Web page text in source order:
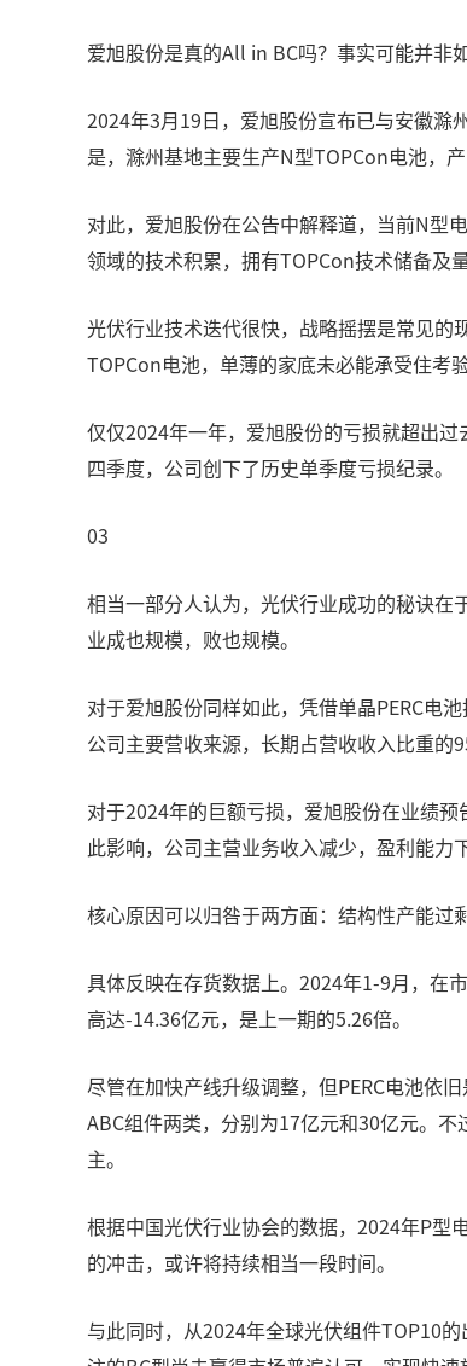
爱旭股份是真的All in BC吗？事实可能并非如
2024年3月19日，爱旭股份宣布已与安徽滁
是，滁州基地主要生产N型TOPCon电池，产
对此，爱旭股份在公告中解释道，当前N型
领域的技术积累，拥有TOPCon技术储备及
光伏行业技术迭代很快，战略摇摆是常见的
TOPCon电池，单薄的家底未必能承受住考验
仅仅2024年一年，爱旭股份的亏损就超出
四季度，公司创下了历史单季度亏损纪录。
03
相当一部分人认为，光伏行业成功的秘诀
业成也规模，败也规模。
对于爱旭股份同样如此，凭借单晶PERC电
公司主要营收来源，长期占营收收入比重的
对于2024年的巨额亏损，爱旭股份在业绩
此影响，公司主营业务收入减少，盈利能力
核心原因可以归咎于两方面：结构性产能过
具体反映在存货数据上。2024年1-9月，在
高达-14.36亿元，是上一期的5.26倍。
尽管在加快产线升级调整，但PERC电池依
ABC组件两类，分别为17亿元和30亿元。
主。
根据中国光伏行业协会的数据，2024年P型
的冲击，或许将持续相当一段时间。
与此同时，从2024年全球光伏组件TOP10